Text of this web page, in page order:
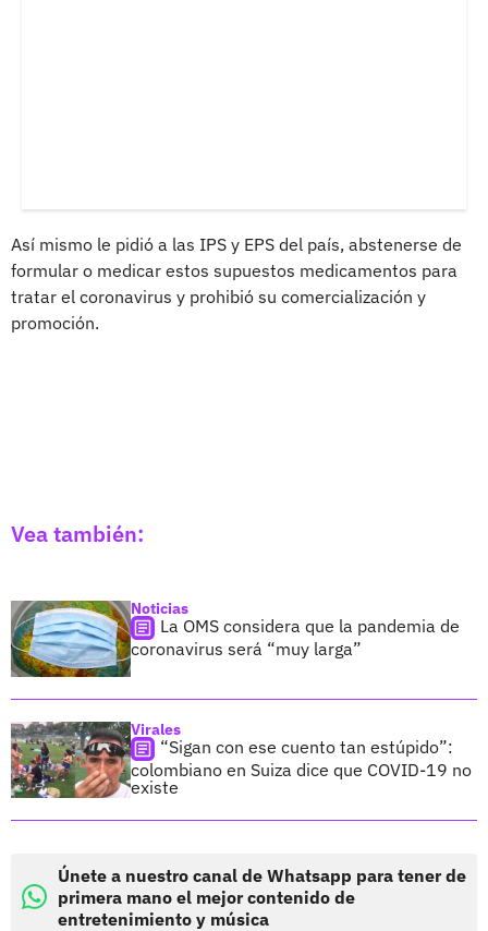
Así mismo le pidió a las IPS y EPS del país, abstenerse de
formular o medicar estos supuestos medicamentos para
tratar el coronavirus y prohibió su comercialización y
promoción.
Vea también:
Noticias
La OMS considera que la pandemia de
coronavirus será “muy larga”
Virales
“Sigan con ese cuento tan estúpido”:
colombiano en Suiza dice que COVID-19 no
existe
Únete a nuestro canal de Whatsapp para tener de
primera mano el mejor contenido de
entretenimiento y música